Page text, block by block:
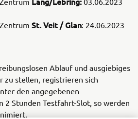
St. Veit / Glan: 24.06.2023
Ablauf und ausgiebiges
zu stellen, registrieren sich
den angegebenen
Stunden Testfahrt-Slot, so werden